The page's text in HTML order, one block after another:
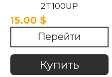
2T100UP
858102T100UP
858102T000 Kia
Optima 2010 -2015.
15.00 $
Перейти
Купить